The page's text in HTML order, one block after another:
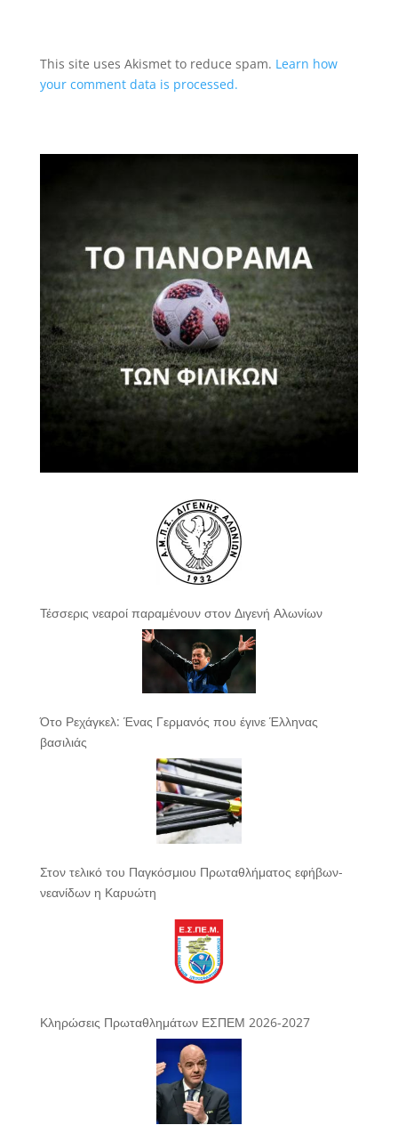
This site uses Akismet to reduce spam. Learn how
your comment data is processed.
Τέσσερις νεαροί παραμένουν στον Διγενή Αλωνίων
Ότο Ρεχάγκελ: Ένας Γερμανός που έγινε Έλληνας
βασιλιάς
Στον τελικό του Παγκόσμιου Πρωταθλήματος εφήβων-
νεανίδων η Καρυώτη
Κληρώσεις Πρωταθλημάτων ΕΣΠΕΜ 2026-2027